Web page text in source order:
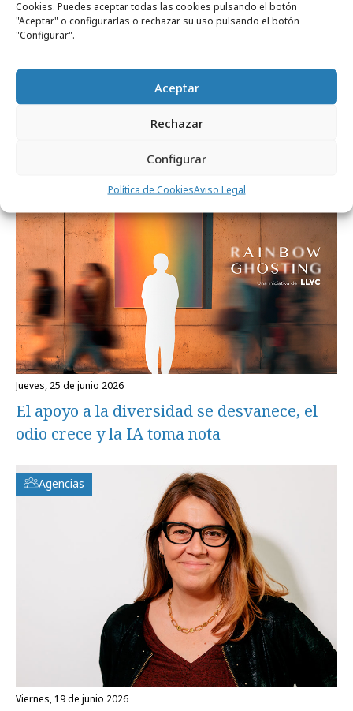
Cookies. Puedes aceptar todas las cookies pulsando el botón
"Aceptar" o configurarlas o rechazar su uso pulsando el botón
"Configurar".
Aceptar
Rechazar
Configurar
Política de CookiesAviso Legal
Jesús Moradillo culmina su ciclo en LLYC
jueves, 25 de junio 2026
El apoyo a la diversidad se desvanece, el
odio crece y la IA toma nota
Agencias
viernes, 19 de junio 2026